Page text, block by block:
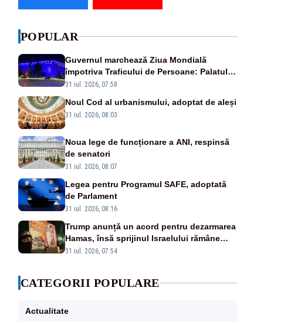
POPULAR
Guvernul marchează Ziua Mondială
împotriva Traficului de Persoane: Palatul
Victoria, iluminat în albastru
31 iul. 2026, 07:58
Noul Cod al urbanismului, adoptat de aleși
31 iul. 2026, 08:03
Noua lege de funcționare a ANI, respinsă
de senatori
31 iul. 2026, 08:07
Legea pentru Programul SAFE, adoptată
de Parlament
31 iul. 2026, 08:16
Trump anunță un acord pentru dezarmarea
Hamas, însă sprijinul Israelului rămâne
incert
31 iul. 2026, 07:54
CATEGORII POPULARE
Actualitate